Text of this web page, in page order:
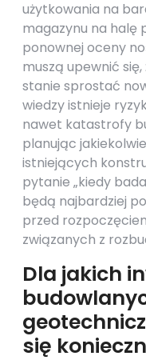
użytkowania na
magazynu na halę
ponownej oceny
muszą upewnić
stanie sprostać
wiedzy istnieje
nawet katastrofy
planując
istniejących
pytanie „kiedy
będą najbardziej
przed
związanych z
Dla jakich
się